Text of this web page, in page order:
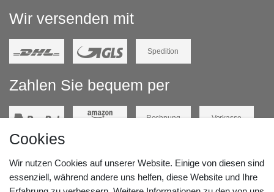
Wir versenden mit
Spedition
Zahlen Sie bequem per
Rechnung Vorkasse
Unsere Lageradresse:
Cookies
Wir nutzen Cookies auf unserer Website. Einige von diesen sind
essenziell, während andere uns helfen, diese Website und Ihre